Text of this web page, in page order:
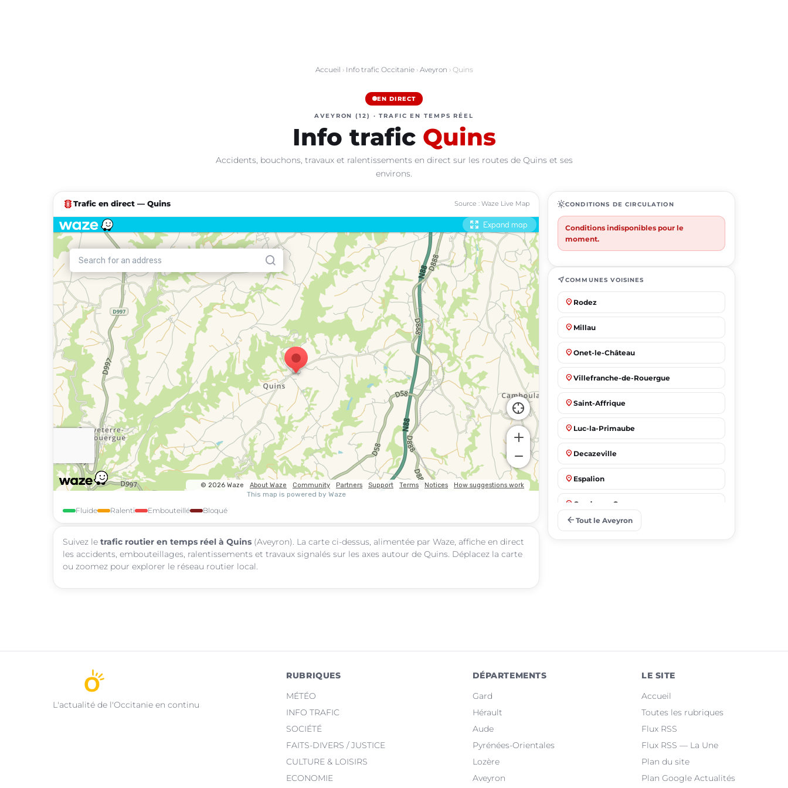
Accueil › Info trafic Occitanie› Aveyron › Quins
EN DIRECT
AVEYRON (12) · TRAFIC EN TEMPS RÉEL
Info trafic Quins
Accidents, bouchons, travaux et ralentissements en direct sur les routes de Quins et ses
environs.
traffic Trafic en direct — Quins Source : Waze Live Map
Fluide Ralenti Embouteillé Bloqué
Suivez le trafic routier en temps réel à Quins (Aveyron). La carte ci-dessus, alimentée par Waze, affiche en direct
les accidents, embouteillages, ralentissements et travaux signalés sur les axes autour de Quins. Déplacez la carte
ou zoomez pour explorer le réseau routier local.
routineCONDITIONS DE CIRCULATION
Conditions indisponibles pour le
moment.
near_meCOMMUNES VOISINES
place Rodez
place Millau
place Onet-le-Château
place Villefranche-de-Rouergue
place Saint-Affrique
place Luc-la-Primaube
place Decazeville
place Espalion
place Capdenac-Gare
arrow_back Tout le Aveyron
L'actualité de l'Occitanie en continu
RUBRIQUES
MÉTÉO
INFO TRAFIC
SOCIÉTÉ
FAITS-DIVERS / JUSTICE
CULTURE & LOISIRS
ECONOMIE
DÉPARTEMENTS
Gard
Hérault
Aude
Pyrénées-Orientales
Lozère
Aveyron
LE SITE
Accueil
Toutes les rubriques
Flux RSS
Flux RSS — La Une
Plan du site
Plan Google Actualités